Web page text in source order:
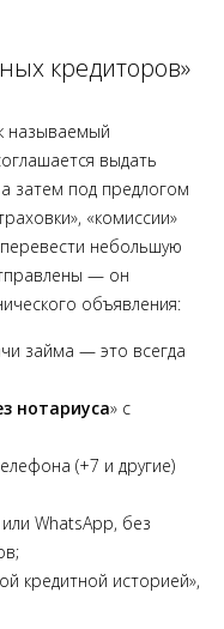
кредиторов»
называемый
выдать
затем под предлогом
«комиссии»
небольшую
— он
объявления:
займа — это всегда
нотариуса» с
(+7 и другие)
WhatsApp, без
кредитной историей»,